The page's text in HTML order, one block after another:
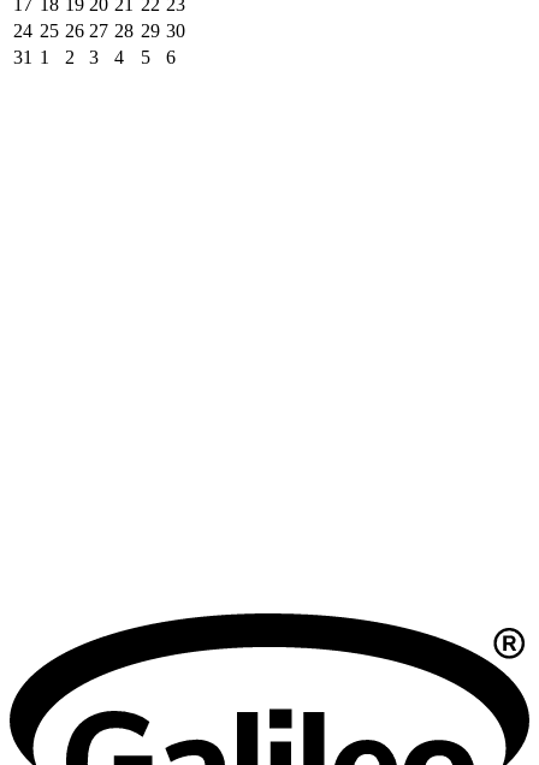
17 18 19 20 21 22 23
24 25 26 27 28 29 30
31 1 2 3 4 5 6